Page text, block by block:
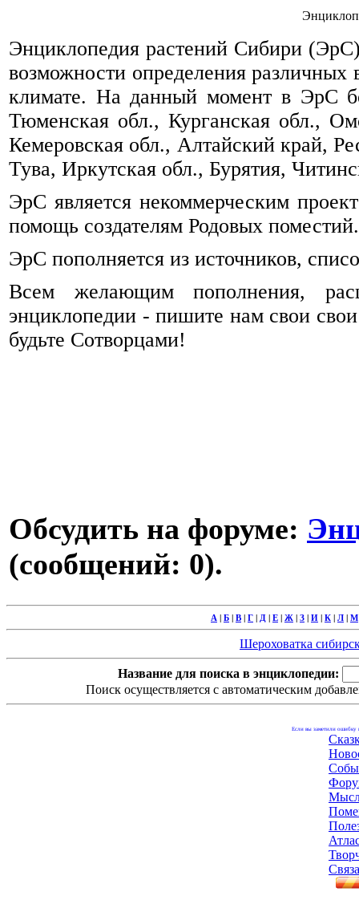
Энциклопедия растений Сибири (ЭрС)
возможности определения
климате. На данный момент в ЭрС
Тюменская обл., Курганская обл.,
Кемеровская обл., Алтайский край,
Тува, Иркутская обл., Бурятия,
ЭрС является некоммерческим
помощь создателям Родовых поместий.
ЭрС пополняется из источников,
Всем желающим пополнения,
энциклопедии - пишите нам свои
будьте Сотворцами!
Обсудить на форуме:
(сообщений: 0).
А | Б | В | Г | Д | Е | Ж | З | И | К | Л | М
Шероховатка
Название для поиска в энциклопедии:
Поиск осуществляется с автоматическим
Если вы заметили ошибку